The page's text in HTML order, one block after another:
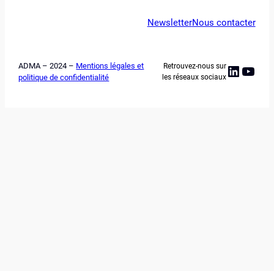
NewsletterNous contacter
ADMA – 2024 – Mentions légales et
politique de confidentialité
Retrouvez-nous sur
les réseaux sociaux